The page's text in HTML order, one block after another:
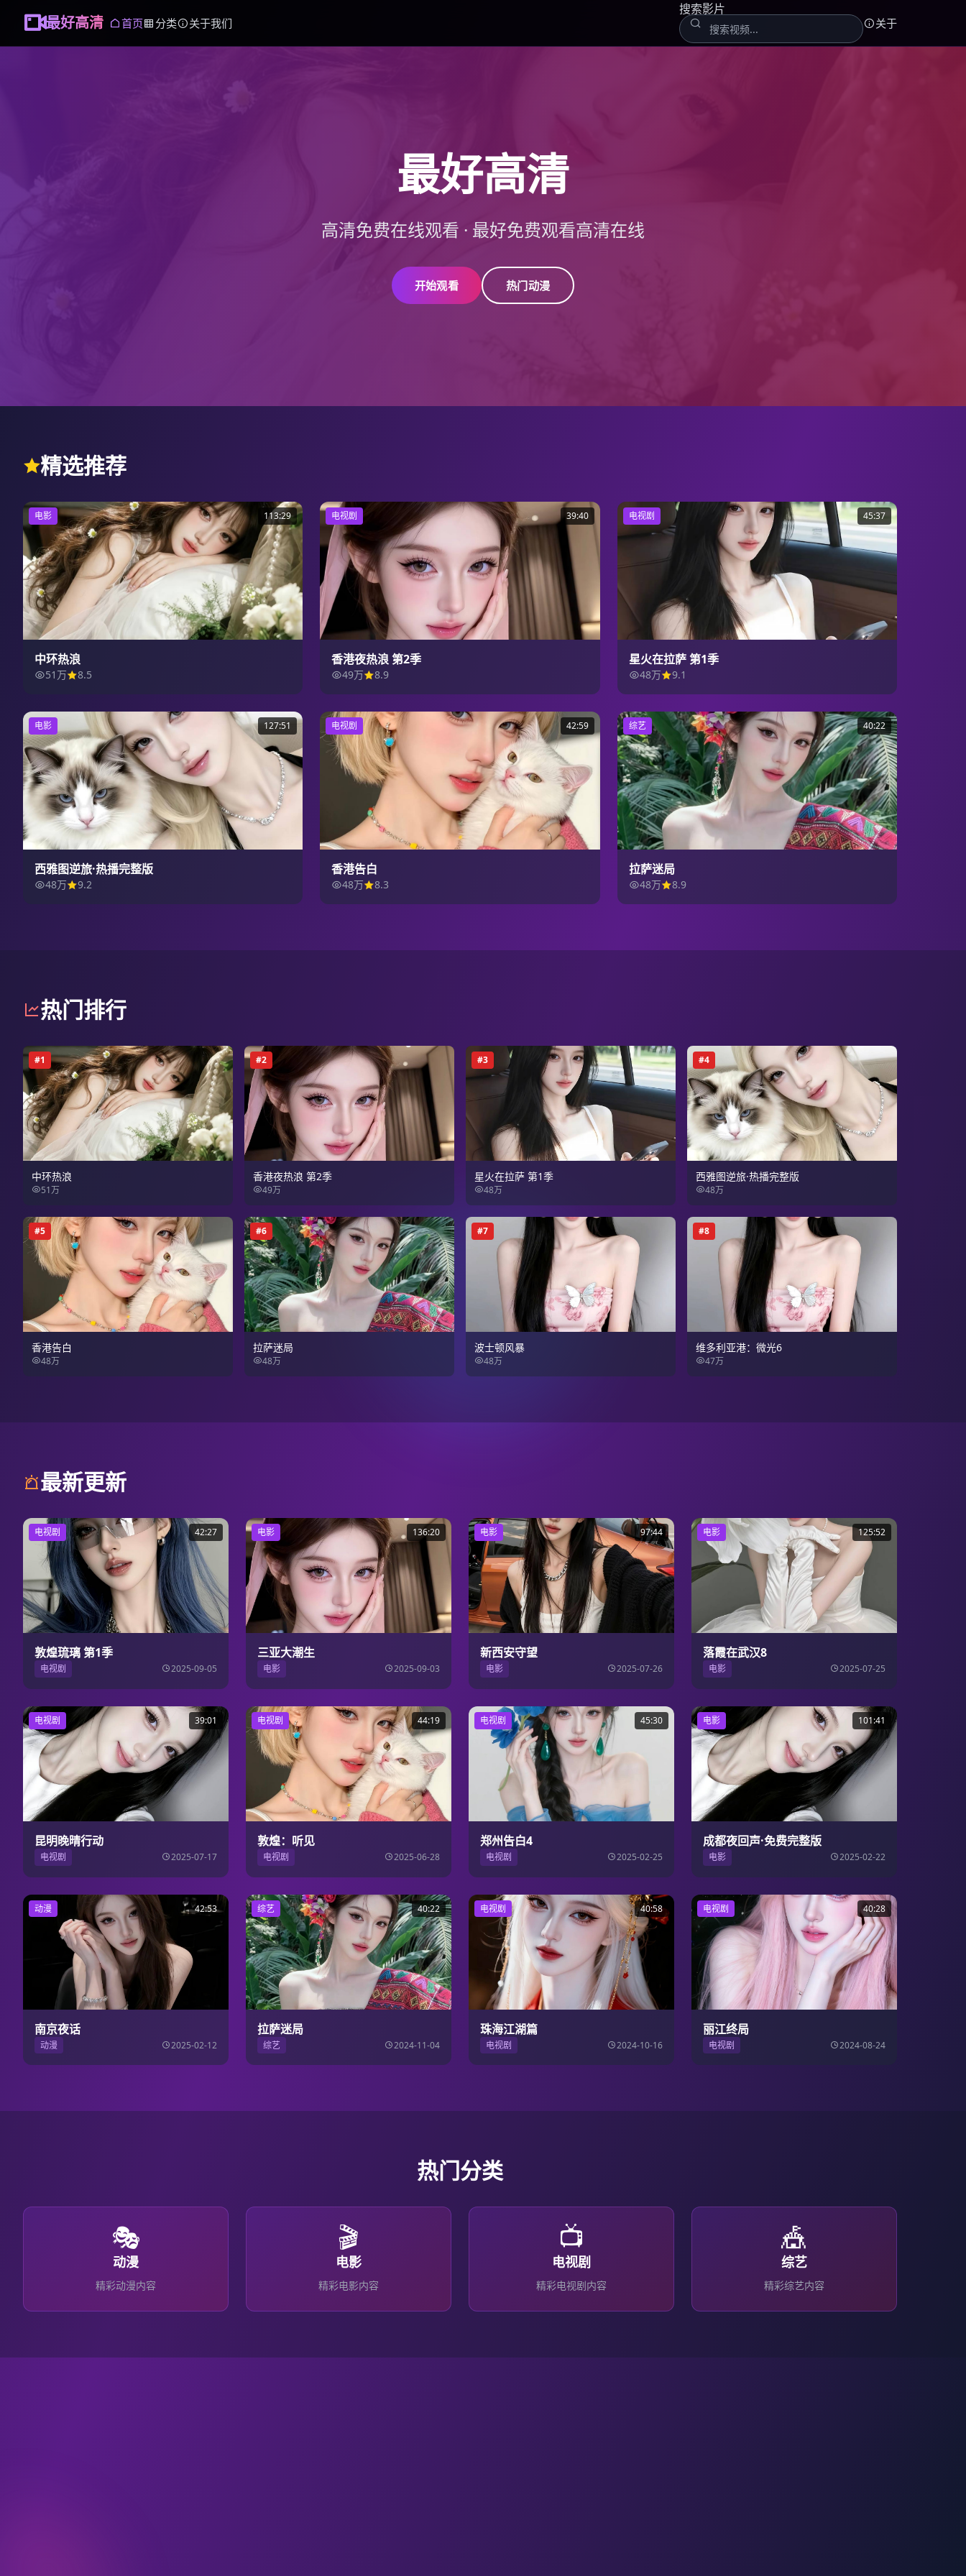
最好高清 首页 分类 关于我们
搜索影片
关于
最好高清
高清免费在线观看 · 最好免费观看高清在线
开始观看 热门动漫
精选推荐
电影 113:29
中环热浪
51万 8.5
电视剧 39:40
香港夜热浪 第2季
49万 8.9
电视剧 45:37
星火在拉萨 第1季
48万 9.1
电影 127:51
西雅图逆旅·热播完整版
48万 9.2
电视剧 42:59
香港告白
48万 8.3
综艺 40:22
拉萨迷局
48万 8.9
热门排行
#1
中环热浪
51万
#2
香港夜热浪 第2季
49万
#3
星火在拉萨 第1季
48万
#4
西雅图逆旅·热播完整版
48万
#5
香港告白
48万
#6
拉萨迷局
48万
#7
波士顿风暴
48万
#8
维多利亚港：微光6
47万
最新更新
电视剧 42:27
敦煌琉璃 第1季
电视剧 2025-09-05
电影 136:20
三亚大潮生
电影 2025-09-03
电影 97:44
新西安守望
电影 2025-07-26
电影 125:52
落霞在武汉8
电影 2025-07-25
电视剧 39:01
昆明晚晴行动
电视剧 2025-07-17
电视剧 44:19
敦煌：听见
电视剧 2025-06-28
电视剧 45:30
郑州告白4
电视剧 2025-02-25
电影 101:41
成都夜回声·免费完整版
电影 2025-02-22
动漫 42:53
南京夜话
动漫 2025-02-12
综艺 40:22
拉萨迷局
综艺 2024-11-04
电视剧 40:58
珠海江湖篇
电视剧 2024-10-16
电视剧 40:28
丽江终局
电视剧 2024-08-24
热门分类
🎭
动漫
精彩动漫内容
🎬
电影
精彩电影内容
📺
电视剧
精彩电视剧内容
🎪
综艺
精彩综艺内容